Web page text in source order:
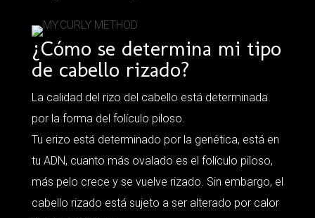
¿Cómo se determina mi tipo
de cabello rizado?
La calidad del rizo del cabello está determinada
por la forma del folículo piloso.
Tu erizo está determinado por la genética, está en
tu ADN, cuanto más ovalado es el folículo piloso,
más pelo crece y se vuelve rizado. Sin embargo, el
cabello rizado está sujeto a ser alterado por calor